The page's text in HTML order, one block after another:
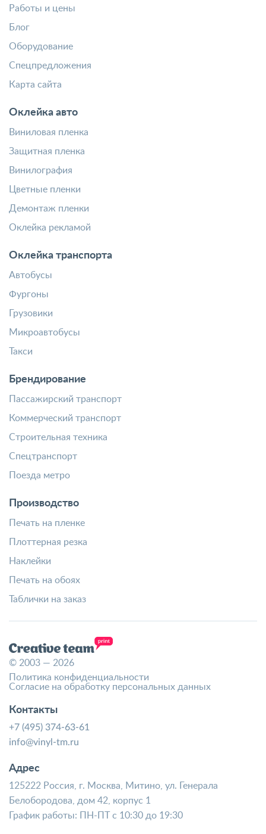
Работы и цены
Блог
Оборудование
Спецпредложения
Карта сайта
Оклейка авто
Виниловая пленка
Защитная пленка
Винилография
Цветные пленки
Демонтаж пленки
Оклейка рекламой
Оклейка транспорта
Автобусы
Фургоны
Грузовики
Микроавтобусы
Такси
Брендирование
Пассажирский транспорт
Коммерческий транспорт
Строительная техника
Спецтранспорт
Поезда метро
Производство
Печать на пленке
Плоттерная резка
Наклейки
Печать на обоях
Таблички на заказ
© 2003 — 2026
Политика конфиденциальности
Согласие на обработку персональных данных
Контакты
+7 (495) 374-63-61
info@vinyl-tm.ru
Адрес
125222 Россия, г. Москва, Митино, ул. Генерала
Белобородова, дом 42, корпус 1
График работы: ПН-ПТ с 10:30 до 19:30